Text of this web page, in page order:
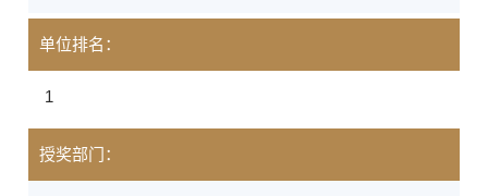
单位排名：
1
授奖部门：